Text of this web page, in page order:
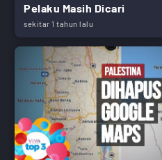
Pelaku Masih Dicari
sekitar 1 tahun lalu